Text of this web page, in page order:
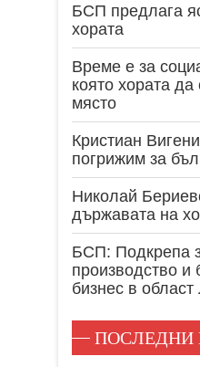
БСП предлага
хората
Време е за
която хората
място
Кристиан
погрижим за
Николай
държавата на
БСП: Подкрепа
производство и
бизнес в област
ПОСЛЕДНИ